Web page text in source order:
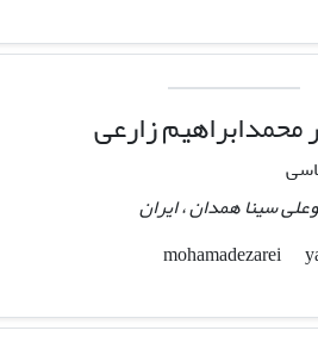
زارعی
سینا همدان ، ایران